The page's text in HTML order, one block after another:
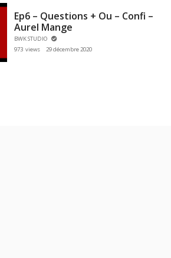
Ep6 – Questions + Ou – Confi –
Aurel Mange
BWK STUDIO
973 views
29 décembre 2020